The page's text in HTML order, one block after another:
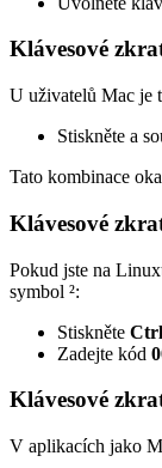
Klávesové
U uživatelů Mac je
Stiskněte a
Tato kombinace
Klávesové
Pokud jste na
symbol ²:
Stiskněte Ctrl
Zadejte kód
Klávesové
V aplikacích jako